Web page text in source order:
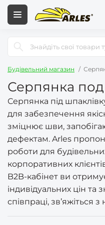
Будівельний магазин
Серпянка
Серпянка під
для забезпечення
зміцнює шви,
дефектам. Arles
роботи для
корпоративних
B2B-кабінет ви
індивідуальних цін
співпраці, зв’яжіться